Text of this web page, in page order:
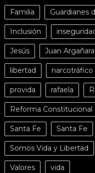
Familia Guardianes
Inclusión
Jesús Juan
libertad narcotráfico
provida rafaela
Reforma Constitucional
Santa Fe Santa Fe
Somos Vida y Libertad
Valores vida